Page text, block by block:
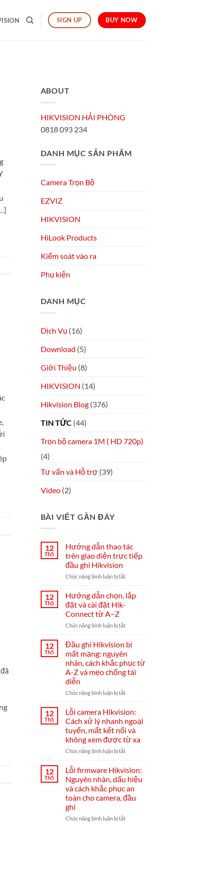
SIGN UP BUY NOW
ABOUT
HIKVISION HẢI PHÒNG
0818 093 234
DANH MỤC SẢN PHẨM
Camera Trọn Bộ
EZVIZ
HIKVISION
HiLook Products
Kiểm soát vào ra
Phụ kiện
DANH MỤC
Dịch Vụ (16)
Download (5)
Giới Thiệu (8)
HIKVISION (14)
Hikvision Blog(376)
TIN TỨC(44)
Trọn bộ camera 1M ( HD 720p)
(4)
Tư vấn và Hỗ trợ (39)
Video(2)
BÀI VIẾT GẦN ĐÂY
12
Th5
Hướng dẫn thao tác
trên giao diện trực tiếp
đầu ghi Hikvision
Chức năng bình luận bị tắtở
dẫn
thao
giao
trực
tiếp
đầu
ghi
Hikvision
12
Th5
Hướng dẫn chọn, lắp
đặt và cài đặt Hik-
Connect từ A–Z
Chức năng bình luận bị tắtở
dẫn
chọn,
lắp
đặt
và
đặt
từ
A–
Z
12
Th5
Đầu ghi Hikvision bị
mất mạng: nguyên
nhân, cách khắc phục từ
A-Z và mẹo chống tái
diễn
Chức năng bình luận bị tắtở
ghi
bị
mất
mạng:
nguyên
cách
khắc
phục
từ
A-
12
Th5
Lỗi camera Hikvision:
Cách xử lý nhanh ngoại
tuyến, mất kết nối và
không xem được từ xa
Chức năng bình luận bị tắtở
camera
Hikvision:
Cách
xử
lý
ngoại
12
Th5
Lỗi firmware Hikvision:
Nguyên nhân, dấu hiệu
và cách khắc phục an
toàn cho camera, đầu
ghi
Chức năng bình luận bị tắtở